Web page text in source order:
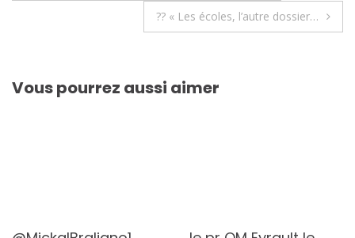
?? « Les écoles, l’autre dossier…
Vous pourrez aussi aimer